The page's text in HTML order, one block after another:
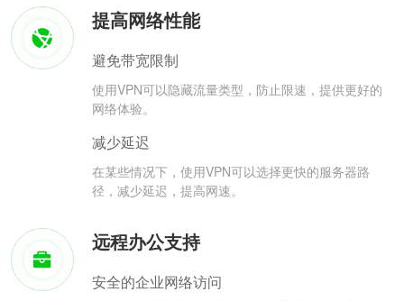
提高网络性能
避免带宽限制
使用VPN可以隐藏流量类型，防止限速，提供更好的
网络体验。
减少延迟
在某些情况下，使用VPN可以选择更快的服务器路
径，减少延迟，提高网速。
远程办公支持
安全的企业网络访问